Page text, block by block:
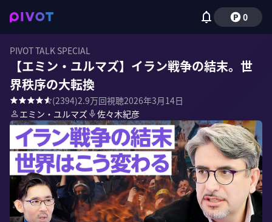
0
PIVOT TALK SPECIAL
【エミン・ユルマズ】イラン戦争の結末。世
界秩序の大転換
(2394)2.9万回視聴2026年3月14日
エミン・ユルマズ
佐々木紀彦